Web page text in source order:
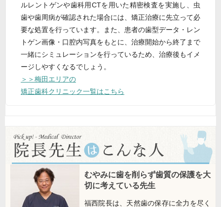
ルレントゲンや歯科用CTを用いた精密検査を実施し、虫
歯や歯周病が確認された場合には、矯正治療に先立って必
要な処置を行っています。また、患者の歯型データ・レン
トゲン画像・口腔内写真をもとに、治療開始から終了まで
一緒にシミュレーションを行っているため、治療後もイメ
ージしやすくなるでしょう。
＞＞梅田エリアの
矯正歯科クリニック一覧はこちら
むやみに歯を削らず歯質の保護を大
切に考えている先生
福西院長は、天然歯の保存に全力を尽く